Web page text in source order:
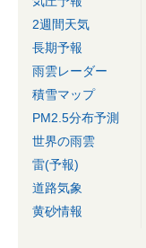
2週間天気
長期予報
雨雲レーダー
積雪マップ
PM2.5分布予測
世界の雨雲
雷(予報)
道路気象
黄砂情報